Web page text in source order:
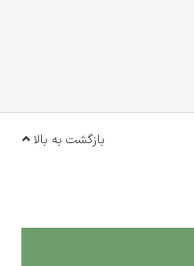
بازگشت به بالا